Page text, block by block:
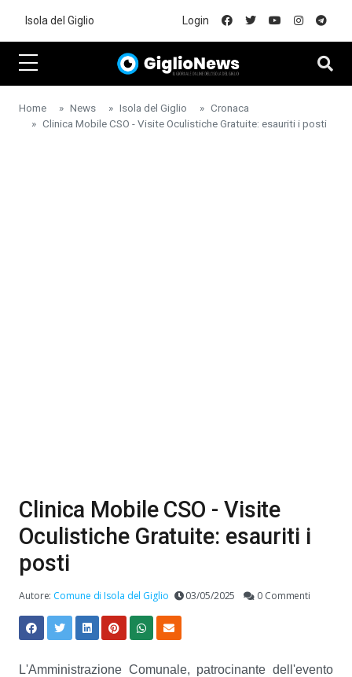
Isola del Giglio Login
Home News Isola del Giglio
Cronaca
Clinica Mobile CSO - Visite Oculistiche Gratuite: esauriti i posti
Clinica Mobile CSO - Visite
Oculistiche Gratuite: esauriti i
posti
Autore: Comune di Isola del Giglio 03/05/2025 0 Commenti
L'Amministrazione Comunale, patrocinante dell'evento